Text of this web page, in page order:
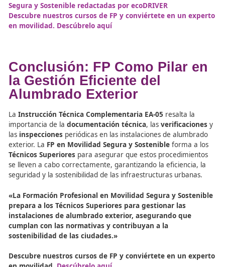
en la Sostenibilidad
mejorar lasostenibilidadde las instalaciones de
exterior. A través de estas prácticas, los
pueden identificar áreas donde se puede optimizar el
energía, reducir el consumo y mejorar la eficiencia
sistema. Además, latransparencia y el registro
permiten lacertificación de calidad de las
contribuyendo a un entorno urbano más limpio y
Movilidad Segura y
Academia Del Transportista, La Academia de los
para Mover el Mundo
El Mejor Manual Sobre Movilidad Segura y
Por Fórmate Editorial